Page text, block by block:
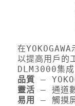
在
以提高用戶的
DLM3000集
品質 –
靈活 – 通道
易用
– 觸摸